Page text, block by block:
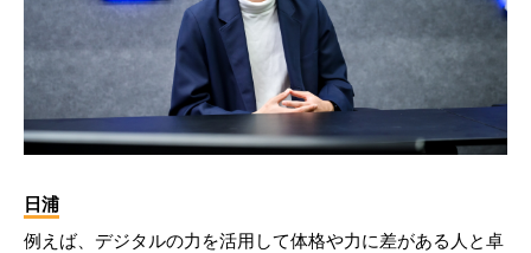
日浦
例えば、デジタルの力を活用して体格や力に差がある人と卓